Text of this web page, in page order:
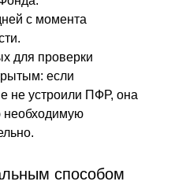
с момента
для проверки
если
не устроили ПФР, она
необходимую
способом